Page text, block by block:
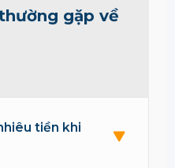
gặp về
tiền khi